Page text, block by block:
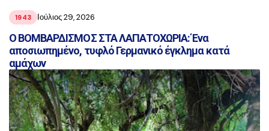
1943 Ιούλιος 29, 2026
Ο ΒΟΜΒΑΡΔΙΣΜΟΣ ΣΤΑ ΛΑΠΑΤΟΧΩΡΙΑ: Ένα
αποσιωπημένο, τυφλό Γερμανικό έγκλημα κατά
αμάχων